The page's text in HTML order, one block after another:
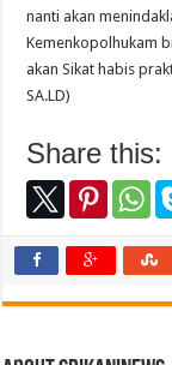
nanti akan
Kemenkopolhukam
akan Sikat habis
SA.LD)
Share this: